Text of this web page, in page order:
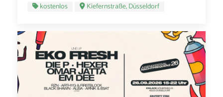
kostenlos
Kiefernstraße, Düsseldorf